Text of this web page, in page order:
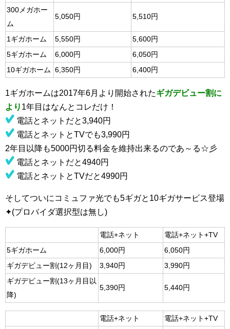
300メガホー
ム
5,050円 5,510円
1ギガホーム 5,550円
5,600円
5ギガホーム
6,000円
6,050円
10ギガホーム 6,350円 6,400円
1ギガホームは2017年6月より開始されたギガデビュー割に
より 1年目はなんとコレだけ！
電話とネットだと3,940円
電話とネットとTVでも3,990円
2年目以降も5000円切る料金を維持出来るのであ～る☆彡
電話とネットだと4940円
電話とネットとTVだと4990円
そしてついにコミュファ光でも5ギガと10ギガサービス登場
✦(プロバイダ選択型は無し)
電話+ネット
電話+ネット+TV
5ギガホーム
6,000円
6,050円
ギガデビュー割(12ヶ月目)
3,940円
3,990円
ギガデビュー割(13ヶ月目以
降)
5,390円 5,440円
電話+ネット
電話+ネット+TV